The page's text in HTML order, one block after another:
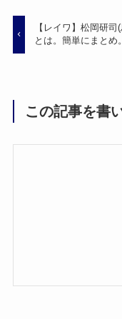
【レイワ】松岡研司
とは。簡単にまとめ。
この記事を書